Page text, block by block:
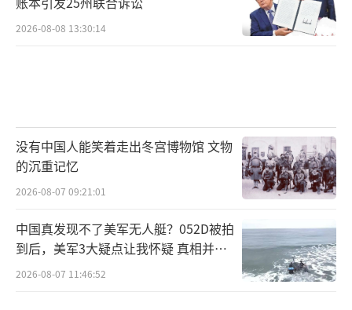
2026-08-08 13:30:14
没有中国人能笑着走出冬宫博物馆 文物
的沉重记忆
2026-08-07 09:21:01
中国真发现不了美军无人艇？052D被拍
到后，美军3大疑点让我怀疑 真相并非
如此
2026-08-07 11:46:52